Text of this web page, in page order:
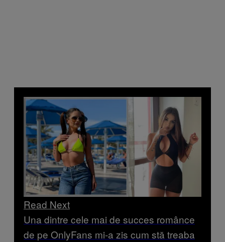
Read Next
Una dintre cele mai de succes românce
de pe OnlyFans mi-a zis cum stă treaba